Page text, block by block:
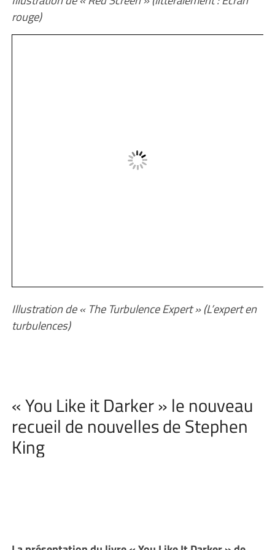
rouge)
Illustration de « The Turbulence Expert » (L’expert en
turbulences)
« You Like it Darker » le nouveau
recueil de nouvelles de Stephen
King